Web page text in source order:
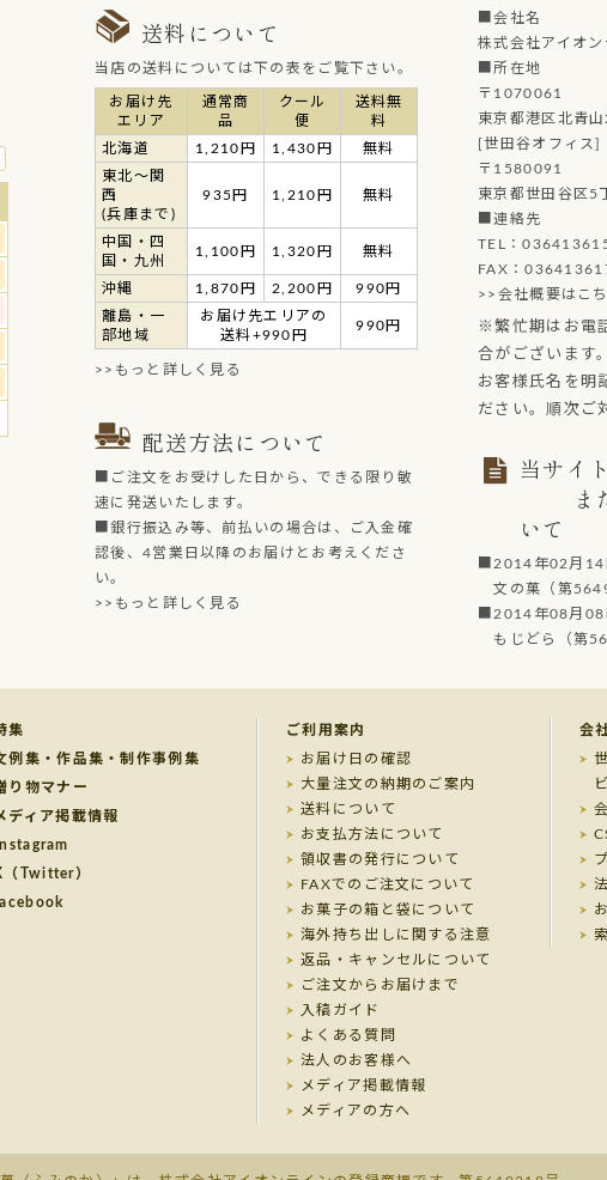
送料について
当店の送料については下の表をご覧下さい。
お届け先
エリア
通常商
品
クール
便
送料無
料
北海道
1,210円 1,430円
無料
東北～関
西
(兵庫まで)
935円 1,210円 無料
中国・四
国・九州
1,100円 1,320円 無料
沖縄 1,870円 2,200円
990円
離島・一
部地域
お届け先エリアの
送料+990円
990円
>>もっと詳しく見る
配送方法について
■ご注文をお受けした日から、できる限り敏
速に発送いたします。
■銀行振込み等、前払いの場合は、ご入金確
認後、4営業日以降のお届けとお考えくださ
い。
>>もっと詳しく見る
■会社名
株式会社アイオン
■所在地
〒1070061
東京都港区北青
[世田谷オフィス]
〒1580091
東京都世田谷区5
■連絡先
TEL：
FAX：
>>会社概要はこ
※繁忙期はお電
合がございます
お客様氏名を明
ださい。順次ご
当サイ
また
いて
■2014年02月14
文の菓（第
■2014年08月08
もじどら（第
集
例集・作品集・制作事例集
り物マナー
ディア掲載情報
Instagram
（Twitter）
ご利用案内
お届け日の確認
大量注文の納期のご案内
送料について
お支払方法について
領収書の発行について
FAXでのご注文について
お菓子の箱と袋について
海外持ち出しに関する注意
返品・キャンセルについて
ご注文からお届けまで
入稿ガイド
よくある質問
法人のお客様へ
メディア掲載情報
メディアの方へ
会